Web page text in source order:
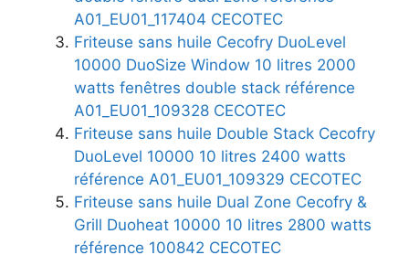
A01_EU01_117404 CECOTEC
Friteuse sans huile Cecofry DuoLevel
10000 DuoSize Window 10 litres 2000
watts fenêtres double stack référence
A01_EU01_109328 CECOTEC
Friteuse sans huile Double Stack Cecofry
DuoLevel 10000 10 litres 2400 watts
référence A01_EU01_109329 CECOTEC
Friteuse sans huile Dual Zone Cecofry &
Grill Duoheat 10000 10 litres 2800 watts
référence 100842 CECOTEC